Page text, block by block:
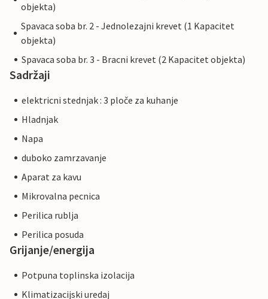
objekta)
Spavaca soba br. 2 - Jednolezajni krevet (1 Kapacitet
objekta)
Spavaca soba br. 3 - Bracni krevet (2 Kapacitet objekta)
Sadržaji
elektricni stednjak : 3 ploče za kuhanje
Hladnjak
Napa
duboko zamrzavanje
Aparat za kavu
Mikrovalna pecnica
Perilica rublja
Perilica posuda
Grijanje/energija
Potpuna toplinska izolacija
Klimatizacijski uredaj